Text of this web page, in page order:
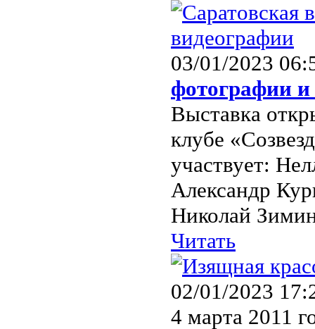
03/01/2023
фотографии
Выставка
клубе
участвует:
Александр
Николай
Читать
02/01/2023
4 марта 2011